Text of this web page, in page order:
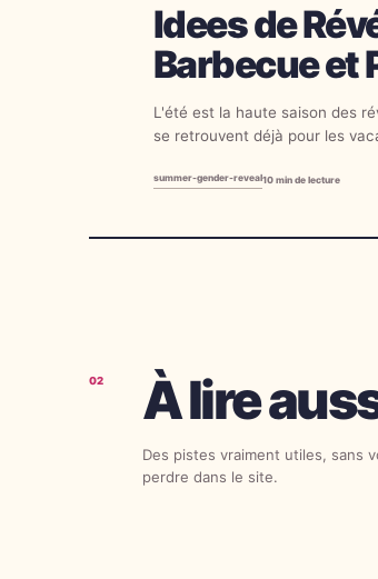
Idees de
Barbecue et
L'été est la haute saison des
se retrouvent déjà pour les
summer-gender-reveal10 min de lecture
02 À lire
Des pistes vraiment utiles, sans
perdre dans le site.